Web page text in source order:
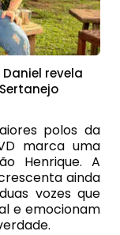
revela
polos da
marca uma
Henrique. A
ainda
vozes que
e emocionam